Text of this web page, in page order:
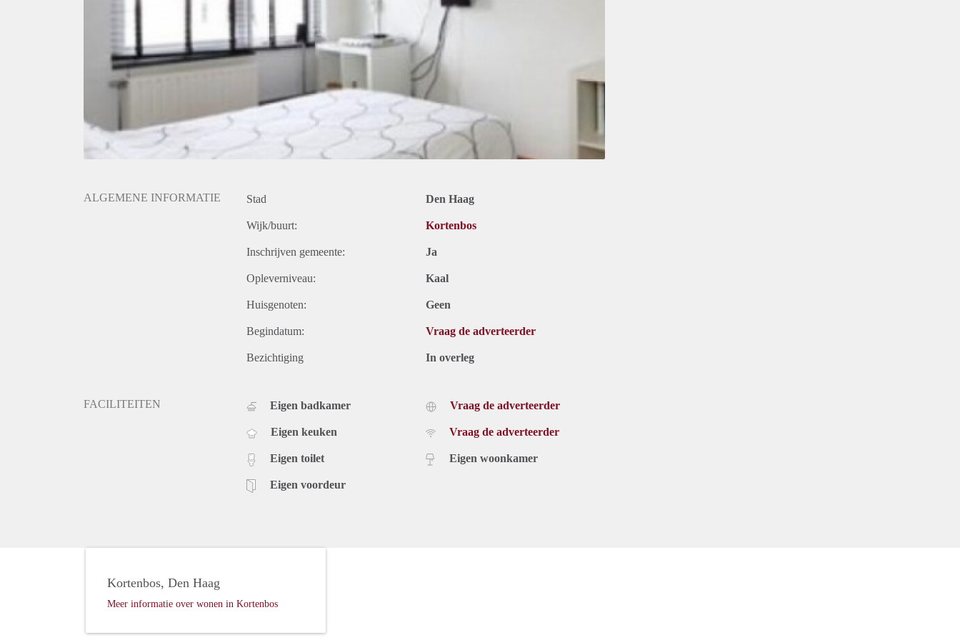
ALGEMENE INFORMATIE Stad Den Haag
Wijk/buurt: Kortenbos
Inschrijven gemeente: Ja
Opleverniveau: Kaal
Huisgenoten: Geen
Begindatum: Vraag de adverteerder
Bezichtiging In overleg
FACILITEITEN Eigen badkamer
Eigen keuken
Eigen toilet
Eigen voordeur
Vraag de adverteerder
Vraag de adverteerder
Eigen woonkamer
Kortenbos, Den Haag
Meer informatie over wonen in Kortenbos